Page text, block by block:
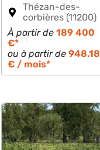
Thézan-des-
corbières (11200)
À partir de 189 400
€*
ou à partir de 948.18
€ / mois*